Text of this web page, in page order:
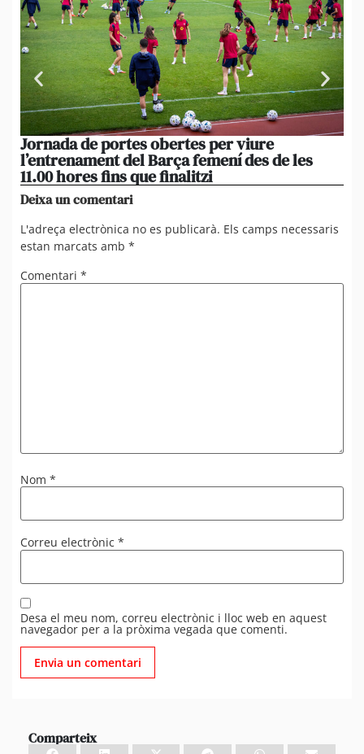
Jornada de portes obertes per viure
l’entrenament del Barça femení des de les
11.00 hores fins que finalitzi
Deixa un comentari
L'adreça electrònica no es publicarà. Els camps necessaris
estan marcats amb *
Comentari *
Nom *
Correu electrònic *
Desa el meu nom, correu electrònic i lloc web en aquest
navegador per a la pròxima vegada que comenti.
Comparteix